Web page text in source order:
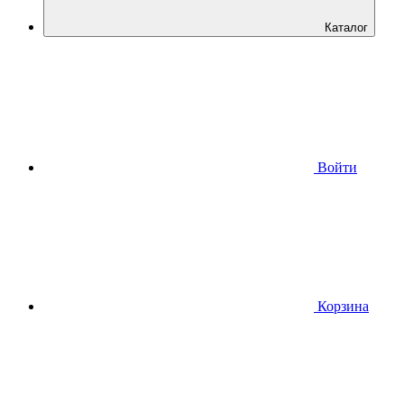
Каталог
Войти
Корзина